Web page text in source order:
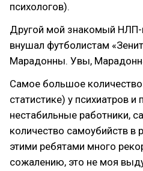
психологов).
Другой мой знакомый НЛП-
внушал футболистам
Марадонны. Увы,
Самое большое
статистике) у психиатров
нестабильные работники,
количество самоубийств в
этими ребятами много
сожалению, это не моя